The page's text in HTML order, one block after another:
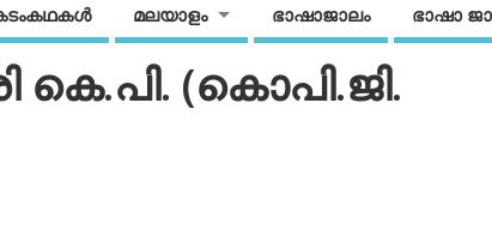
മലയാളം ഭാഷാജാലം ഭാഷാ
കെ.പി. (കൊപി.ജി.